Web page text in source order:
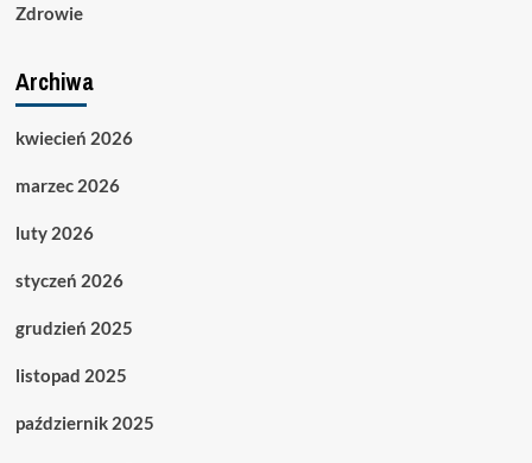
Zdrowie
Archiwa
kwiecień 2026
marzec 2026
luty 2026
styczeń 2026
grudzień 2025
listopad 2025
październik 2025